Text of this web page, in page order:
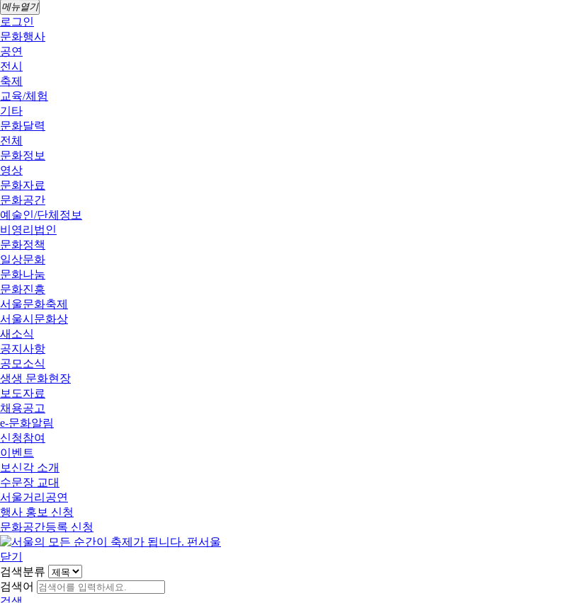
메뉴열기
로그인
문화행사
공연
전시
축제
교육/체험
기타
문화달력
전체
문화정보
영상
문화자료
문화공간
예술인/단체정보
비영리법인
문화정책
일상문화
문화나눔
문화진흥
서울문화축제
서울시문화상
새소식
공지사항
공모소식
생생 문화현장
보도자료
채용공고
e-문화알림
신청참여
이벤트
보신각 소개
수문장 교대
서울거리공연
행사 홍보 신청
문화공간등록 신청
닫기
검색분류
검색어